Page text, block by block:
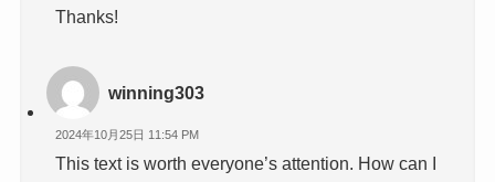
Thanks!
winning303
2024年10月25日 11:54 PM
This text is worth everyone’s attention. How can I